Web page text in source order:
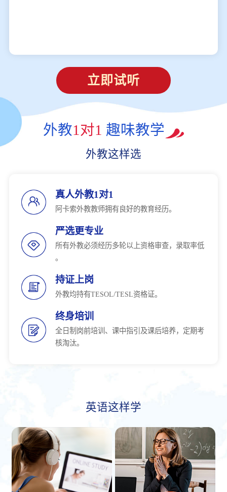
立即试听
外教1对1 趣味教学
外教这样选
真人外教1对1
阿卡索外教教师拥有良好的教育经历。
严选更专业
所有外教必须经历多轮以上资格审查，录取率低
。
持证上岗
外教均持有TESOL/TESL资格证。
终身培训
全日制岗前培训、课中指引及课后培养，定期考
核淘汰。
英语这样学